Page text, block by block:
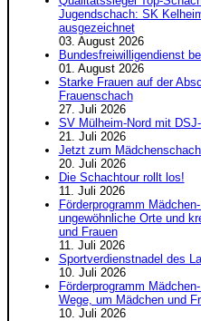
Jugendschach: SK
ausgezeichnet
03. August 2026
Bundesfreiwilligendienst
01. August 2026
Starke Frauen auf der
Frauenschach
27. Juli 2026
SV Mülheim-Nord mit
21. Juli 2026
Jetzt zum
20. Juli 2026
Die Schachtour rollt los!
11. Juli 2026
Förderprogramm
ungewöhnliche Orte und
und Frauen
11. Juli 2026
Sportverdienstnadel des
10. Juli 2026
Förderprogramm
Wege, um Mädchen und
10. Juli 2026